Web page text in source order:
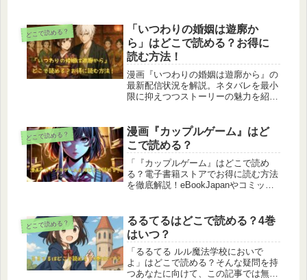
スやebookjapan、コミックシーモアな
ど主要電子書店の現状もまとめ、今す
ぐ読めるサイト・まだ読めないサイト
を完全網羅。読み始める前にチェック
しておきたい最新ガイドです。
どこで読める？
「いつわりの婚姻は遊廓か
ら」はどこで読める？お得に
読む方法！
漫画『いつわりの婚姻は遊廓から』の
最新配信状況を解説。ネタバレを最小
限に抑えつつストーリーの魅力を紹介
ブックライブで第1〜7話を配信中。違
法なrawやzipではなく、正規サービス
で安全に楽しみましょう。
どこで読める？
漫画『カップルゲーム』はど
こで読める？
「『カップルゲーム』はどこで読め
る？電子書籍ストアでお得に読む方法
を徹底解説！eBookJapanやコミック
ご紹介。愛と信頼を描いたスリリング
なデスゲームを今すぐチェック！
どこで読める？
るるてるはどこで読める？4巻
はいつ？
「るるてる ルル魔法学校においで
よ」はどこで読める？そんな疑問を持
つあなたに向けて、この記事では無料